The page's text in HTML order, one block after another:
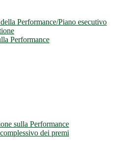
Performance/Piano esecutivo
Performance
sulla Performance
dei premi